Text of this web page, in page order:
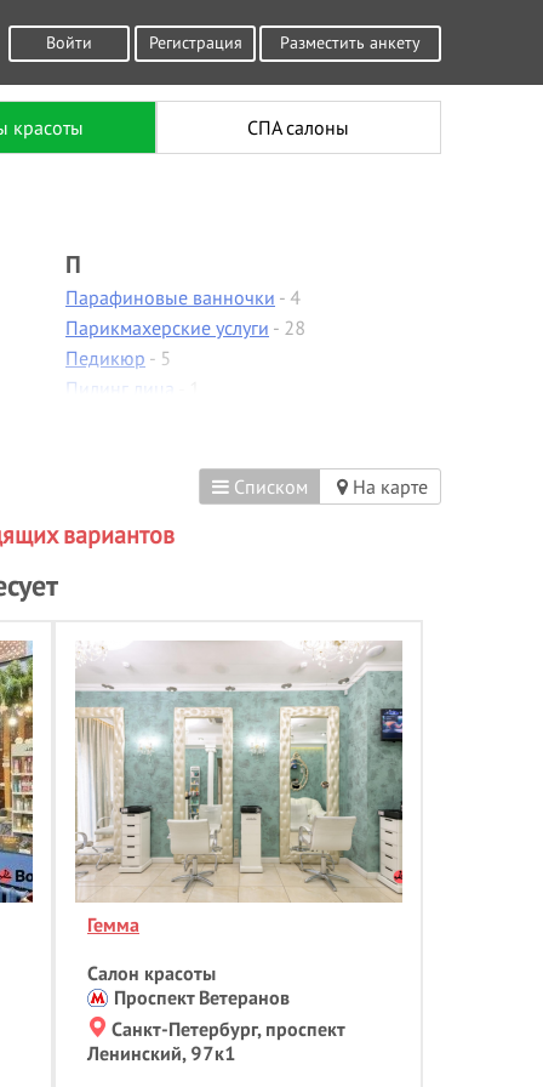
Разместить анкету
Войти Регистрация
красоты СПА салоны
П
Парафиновые ванночки - 4
Парикмахерские услуги - 28
Педикюр - 5
Пилинг лица
С
Спортивный массаж
Т
Татуаж- 3
У
Увеличение губ
Фитнесс массаж
Ч
Чистка лица- 1
Эпиляция- 16
Списком На карте
вариантов
Гемма
Салон красоты
Проспект Ветеранов
Санкт-Петербург, проспект
Ленинский, 97к1